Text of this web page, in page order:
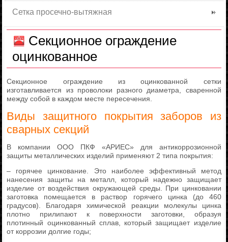
Сетка просечно-вытяжная
Секционное ограждение
оцинкованное
Секционное ограждение из оцинкованной сетки
изготавливается из проволоки разного диаметра, сваренной
между собой в каждом месте пересечения.
Виды защитного покрытия заборов из
сварных секций
В компании ООО ПКФ «АРИЕС» для антикоррозионной
защиты металлических изделий применяют 2 типа покрытия:
– горячее цинкование. Это наиболее эффективный метод
нанесения защиты на металл, который надежно защищает
изделие от воздействия окружающей среды. При цинковании
заготовка помещается в раствор горячего цинка (до 460
градусов). Благодаря химической реакции молекулы цинка
плотно прилипают к поверхности заготовки, образуя
плотинный оцинкованный сплав, который защищает изделие
от коррозии долгие годы;